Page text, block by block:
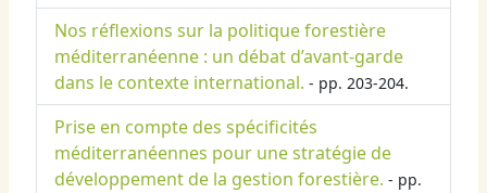
Nos réflexions sur la politique forestière
méditerranéenne : un débat d’avant-garde
dans le contexte international. - pp. 203-204.
Prise en compte des spécificités
méditerranéennes pour une stratégie de
développement de la gestion forestière. - pp.